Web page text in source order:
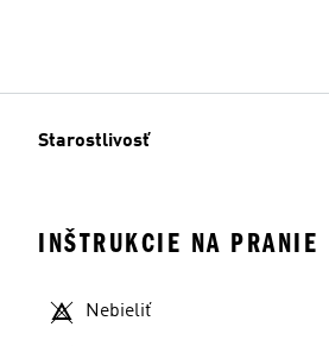
Starostlivosť
INŠTRUKCIE NA PRANIE
Nebieliť